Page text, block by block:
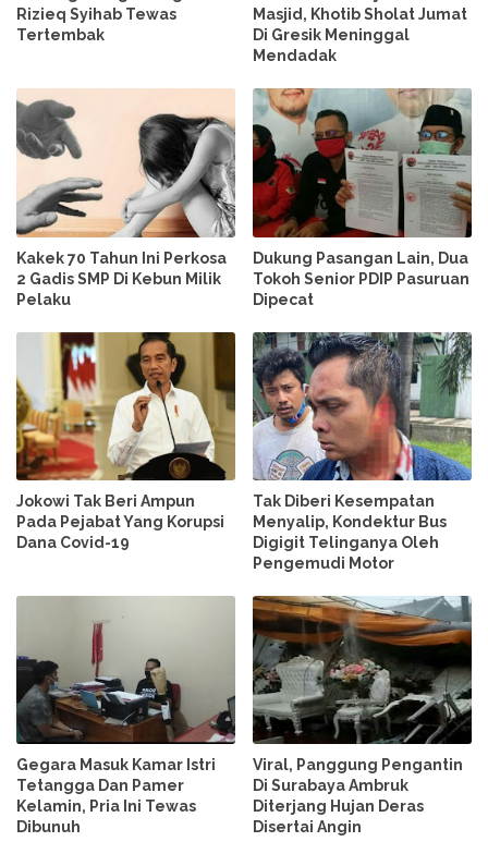
Rizieq Syihab Tewas
Tertembak
Masjid, Khotib Sholat Jumat
Di Gresik Meninggal
Mendadak
Kakek 70 Tahun Ini Perkosa
2 Gadis SMP Di Kebun Milik
Pelaku
Dukung Pasangan Lain, Dua
Tokoh Senior PDIP Pasuruan
Dipecat
Jokowi Tak Beri Ampun
Pada Pejabat Yang Korupsi
Dana Covid-19
Tak Diberi Kesempatan
Menyalip, Kondektur Bus
Digigit Telinganya Oleh
Pengemudi Motor
Gegara Masuk Kamar Istri
Tetangga Dan Pamer
Kelamin, Pria Ini Tewas
Dibunuh
Viral, Panggung Pengantin
Di Surabaya Ambruk
Diterjang Hujan Deras
Disertai Angin